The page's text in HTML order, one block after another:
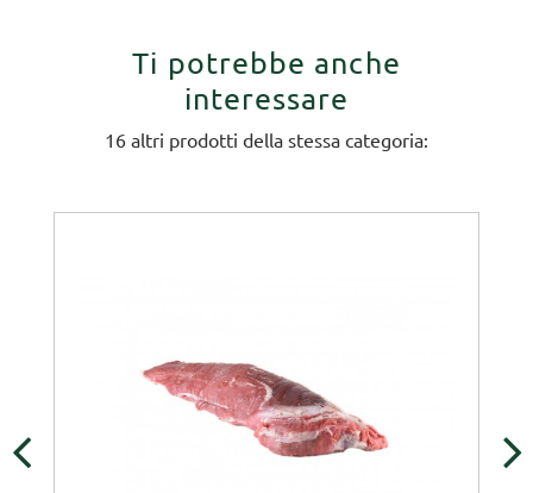
Ti potrebbe anche
interessare
16 altri prodotti della stessa categoria: